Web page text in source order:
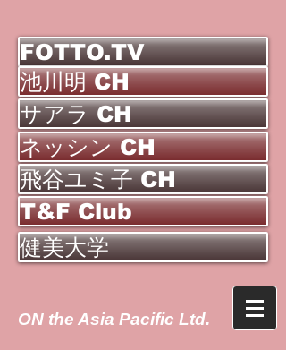
FOTTO.TV
池川明 CH
サアラ CH
ネッシン CH
飛谷ユミ子 CH
T&F Club
健美大学
ON the Asia Pacific Ltd.